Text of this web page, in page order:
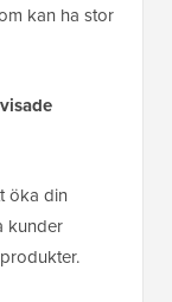
kan ha stor
öka din
kunder